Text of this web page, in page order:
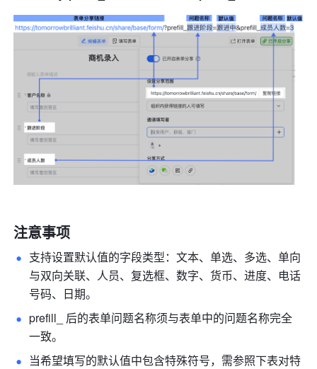
注意事项
支持设置默认值的字段类型：文本、单选、多选、单向
与双向关联、人员、复选框、数字、货币、进度、电话
号码、日期。
prefill_ 后的表单问题名称须与表单中的问题名称完全
一致。
当希望填写的默认值中包含特殊符号，需参照下表对特